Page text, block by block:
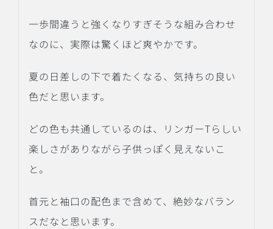
一歩間違うと強くなりすぎそうな組み合わせ
なのに、実際は驚くほど爽やかです。
夏の日差しの下で着たくなる、気持ちの良い
色だと思います。
どの色も共通しているのは、リンガーTらしい
楽しさがありながら子供っぽく見えないこ
と。
首元と袖口の配色まで含めて、絶妙なバラン
スだなと思います。